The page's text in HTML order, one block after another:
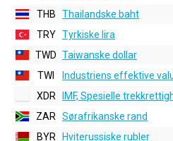
THB
Thailandske baht
TRY Tyrkiske lira
TWD Taiwanske dollar
TWI
Industriens effektive
XDR
IMF, Spesielle
ZAR
Sørafrikanske rand
BYR
Hviterussiske rubler